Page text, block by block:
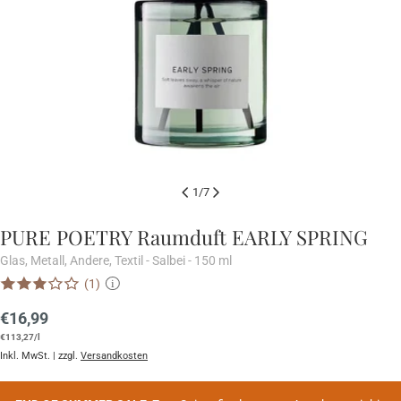
1 /7
PURE POETRY Raumduft EARLY SPRING
Glas, Metall, Andere, Textil - Salbei - 150 ml
(1)
i
Regulärer
Preis
€16,99
Stückpreis
€113,27/pro
Inkl. MwSt. | zzgl. Versandkosten